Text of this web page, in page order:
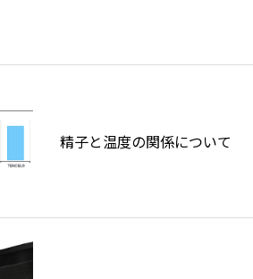
精子と温度の関係について